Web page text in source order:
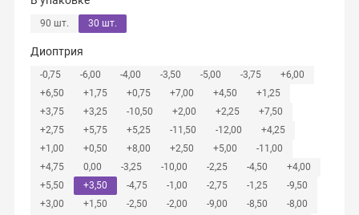
90 шт. 30 шт.
Диоптрия
-0,75 -6,00 -4,00 -3,50 -5,00 -3,75
+6,00
+6,50
+1,75 +0,75 +7,00 +4,50
+1,25
+3,75
+3,25 -10,50 +2,00 +2,25
+7,50
+2,75
+5,75 +5,25 -11,50 -12,00
+4,25
+1,00
+0,50 +8,00 +2,50 +5,00
-11,00
+4,75
0,00 -3,25 -10,00 -2,25 -4,50
+4,00
+5,50
+3,50 -4,75 -1,00 -2,75 -1,25
-9,50
+3,00
+1,50 -2,50 -2,00 -9,00 -8,50
-8,00